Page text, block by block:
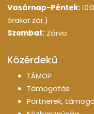
Vasárnap-Péntek:
órakor zár.)
Szombat: Zárva
Közérdekű
TÁMOP
Támogatás
Partnerek,